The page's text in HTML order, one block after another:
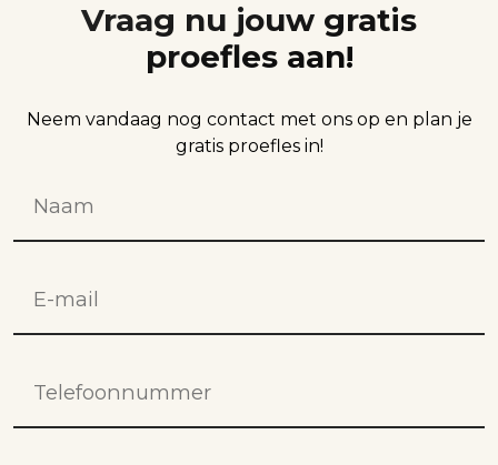
Vraag nu jouw gratis
proefles aan!
Neem vandaag nog contact met ons op en plan je
gratis proefles in!